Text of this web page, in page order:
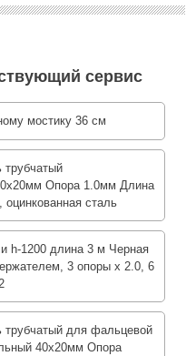
сервис
мостику 36 см
трубчатый
Опора 1.0мм Длина
сталь
h-1200 длина 3 м Черная
3 опоры х 2.0, 6
трубчатый для фальцевой
40х20мм Опора